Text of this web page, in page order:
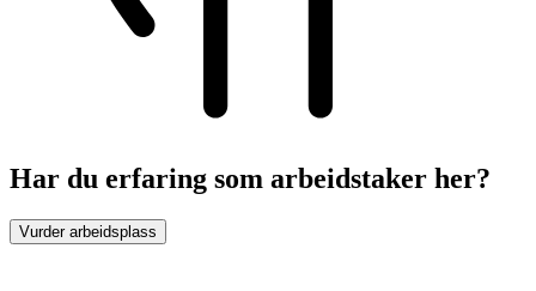
Har du erfaring som arbeidstaker her?
Vurder arbeidsplass